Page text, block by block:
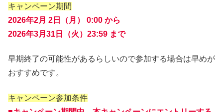
キャンペーン期間
2026年2月 2日（月） 0:00 から
2026年3月31日（火）23:59 まで
早期終了の可能性があるらしいので参加する場合は早めが
おすすめです。
キャンペーン参加条件